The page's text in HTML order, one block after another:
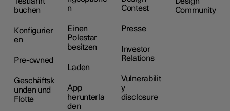
buchen
Konfigurier
en
Pre-owned
Geschäftsk
unden und
Flotte
n
Einen
Polestar
besitzen
Laden
App
herunterla
den
Contest
Presse
Investor
Relations
Vulnerabilit
y
disclosure
Community